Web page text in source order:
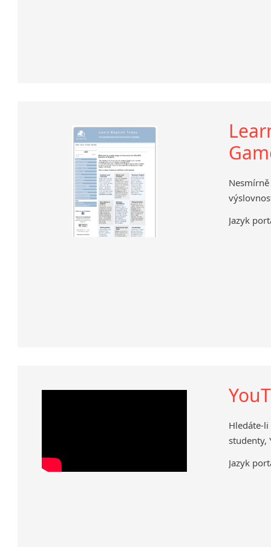
Jazyk
studenty,
Jazyk